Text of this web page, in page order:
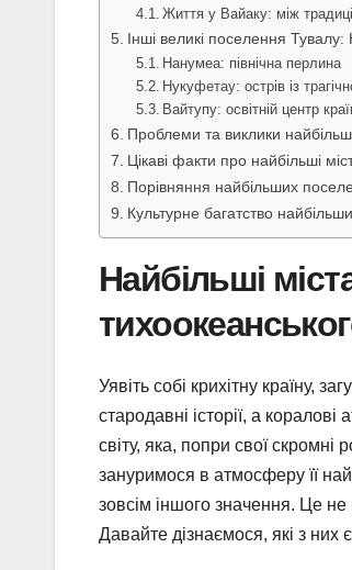
Життя у Вайаку: між
Інші великі поселення
Нанумеа: північна перлина
Нукуфетау: острів із
Вайтупу: освітній центр
Проблеми та виклики
Цікаві факти про найбільші
Порівняння найбільших
Культурне багатство
Найбільші
Уявіть собі крихітну країну,
стародавні історії, а
світу, яка, попри свої
зануримося в атмосферу її
зовсім іншого значення. Це не
Давайте дізнаємося, які з них